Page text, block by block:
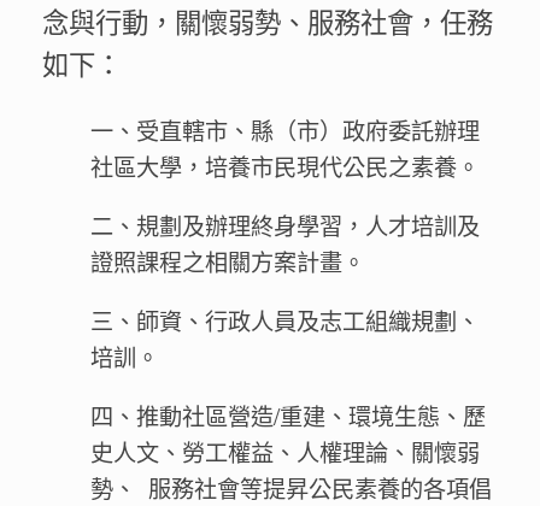
念與行動，關懷弱勢、服務社會，任務
如下：
一、受直轄市、縣（市）政府委託辦理
社區大學，培養市民現代公民之素養。
二、規劃及辦理終身學習，人才培訓及
證照課程之相關方案計畫。
三、師資、行政人員及志工組織規劃、
培訓。
四、推動社區營造/重建、環境生態、歷
史人文、勞工權益、人權理論、關懷弱
勢、 服務社會等提昇公民素養的各項倡